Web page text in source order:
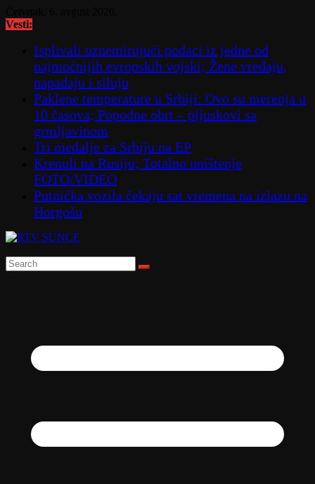
to
Vesti:
Isplivali uznemirujući podaci iz jedne od
najmoćnijih evropskih vojski; Žene vređaju,
napadaju i siluju
Paklene temperature u Srbiji: Ovo su merenja u
10 časova; Popodne obrt – pljuskovi sa
grmljavinom
Tri medalje za Srbiju na EP
Krenuli na Rusiju; Totalno uništenje
FOTO/VIDEO
Putnička vozila čekaju sat vremena na izlazu na
Horgošu